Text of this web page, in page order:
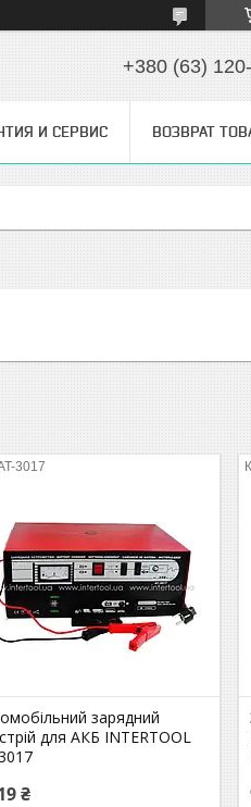
+380 (63)
И СЕРВИС ВОЗВРАТ
3017
зарядний
для АКБ INTERTOOL
₴